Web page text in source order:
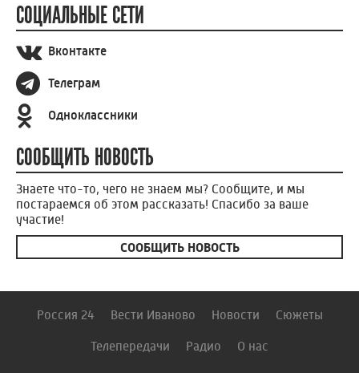
СОЦИАЛЬНЫЕ СЕТИ
Вконтакте
Телеграм
Одноклассники
СООБЩИТЬ НОВОСТЬ
Знаете что-то, чего не знаем мы? Сообщите, и мы
постараемся об этом рассказать! Спасибо за ваше
участие!
СООБЩИТЬ НОВОСТЬ
Россия 24 Вести Иваново Новости Сюжеты
Телепередачи Радио О нас